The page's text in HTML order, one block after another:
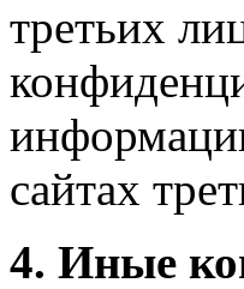
третьих
сайтах
4. Иные